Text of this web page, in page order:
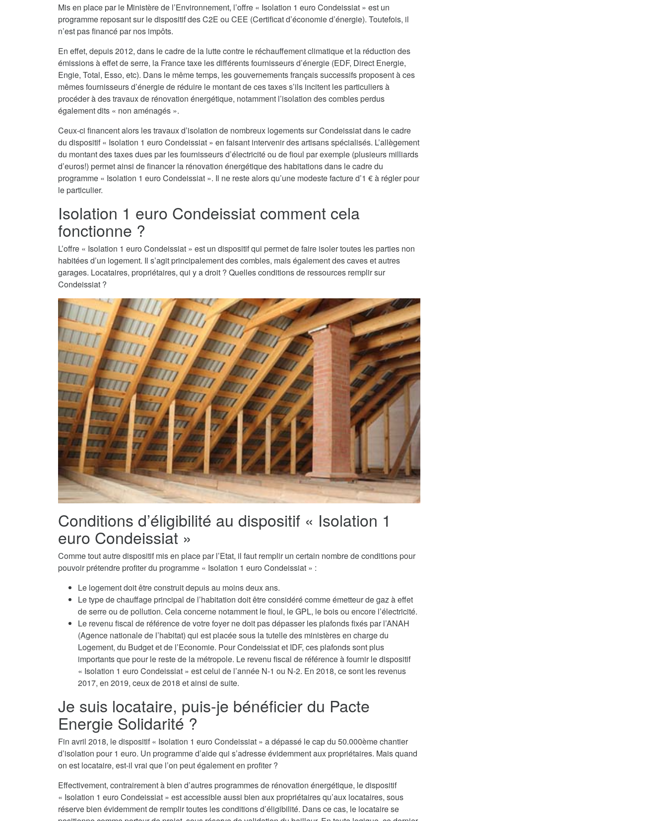
Mis en place par le Ministère de l’Environnement, l’offre « Isolation 1 euro Condeissiat » est un
programme reposant sur le dispositif des C2E ou CEE (Certificat d’économie d’énergie). Toutefois, il
n’est pas financé par nos impôts.
En effet, depuis 2012, dans le cadre de la lutte contre le réchauffement climatique et la réduction des
émissions à effet de serre, la France taxe les différents fournisseurs d’énergie (EDF, Direct Energie,
Engie, Total, Esso, etc). Dans le même temps, les gouvernements français successifs proposent à ces
mêmes fournisseurs d’énergie de réduire le montant de ces taxes s’ils incitent les particuliers à
procéder à des travaux de rénovation énergétique, notamment l’isolation des combles perdus
également dits « non aménagés ».
Ceux-ci financent alors les travaux d’isolation de nombreux logements sur Condeissiat dans le cadre
du dispositif « Isolation 1 euro Condeissiat » en faisant intervenir des artisans spécialisés. L’allègement
du montant des taxes dues par les fournisseurs d’électricité ou de fioul par exemple (plusieurs milliards
d’euros!) permet ainsi de financer la rénovation énergétique des habitations dans le cadre du
programme « Isolation 1 euro Condeissiat ». Il ne reste alors qu’une modeste facture d’1 € à régler pour
le particulier.
Isolation 1 euro Condeissiat comment cela
fonctionne ?
L’offre « Isolation 1 euro Condeissiat » est un dispositif qui permet de faire isoler toutes les parties non
habitées d’un logement. Il s’agit principalement des combles, mais également des caves et autres
garages. Locataires, propriétaires, qui y a droit ? Quelles conditions de ressources remplir sur
Condeissiat ?
Conditions d’éligibilité au dispositif « Isolation 1
euro Condeissiat »
Comme tout autre dispositif mis en place par l’Etat, il faut remplir un certain nombre de conditions pour
pouvoir prétendre profiter du programme « Isolation 1 euro Condeissiat » :
Le logement doit être construit depuis au moins deux ans.
Le type de chauffage principal de l’habitation doit être considéré comme émetteur de gaz à effet
de serre ou de pollution. Cela concerne notamment le fioul, le GPL, le bois ou encore l’électricité.
Le revenu fiscal de référence de votre foyer ne doit pas dépasser les plafonds fixés par l’ANAH
(Agence nationale de l’habitat) qui est placée sous la tutelle des ministères en charge du
Logement, du Budget et de l’Economie. Pour Condeissiat et IDF, ces plafonds sont plus
importants que pour le reste de la métropole. Le revenu fiscal de référence à fournir le dispositif
« Isolation 1 euro Condeissiat » est celui de l’année N-1 ou N-2. En 2018, ce sont les revenus
2017, en 2019, ceux de 2018 et ainsi de suite.
Je suis locataire, puis-je bénéficier du Pacte
Energie Solidarité ?
Fin avril 2018, le dispositif « Isolation 1 euro Condeissiat » a dépassé le cap du 50.000ème chantier
d’isolation pour 1 euro. Un programme d’aide qui s’adresse évidemment aux propriétaires. Mais quand
on est locataire, est-il vrai que l’on peut également en profiter ?
Effectivement, contrairement à bien d’autres programmes de rénovation énergétique, le dispositif
« Isolation 1 euro Condeissiat » est accessible aussi bien aux propriétaires qu’aux locataires, sous
réserve bien évidemment de remplir toutes les conditions d’éligibilité. Dans ce cas, le locataire se